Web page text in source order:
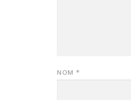
NOM *